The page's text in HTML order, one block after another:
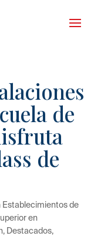
de
de
Establecimientos de
en
, Destacados,